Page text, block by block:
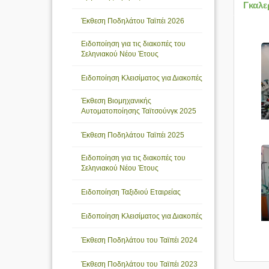
Έκθεση Ποδηλάτου Ταϊπέι 2026
Ειδοποίηση για τις διακοπές του
Σεληνιακού Νέου Έτους
Ειδοποίηση Κλεισίματος για Διακοπές
Έκθεση Βιομηχανικής
Αυτοματοποίησης Ταϊτσούνγκ 2025
Έκθεση Ποδηλάτου Ταϊπέι 2025
Ειδοποίηση για τις διακοπές του
Σεληνιακού Νέου Έτους
Ειδοποίηση Ταξιδιού Εταιρείας
Ειδοποίηση Κλεισίματος για Διακοπές
Έκθεση Ποδηλάτου του Ταϊπέι 2024
Έκθεση Ποδηλάτου του Ταϊπέι 2023